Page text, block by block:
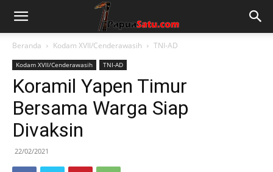
Beranda Kodam XVII/Cenderawasih TNI-AD
Kodam XVII/Cenderawasih TNI-AD
Koramil Yapen Timur
Bersama Warga Siap
Divaksin
22/02/2021